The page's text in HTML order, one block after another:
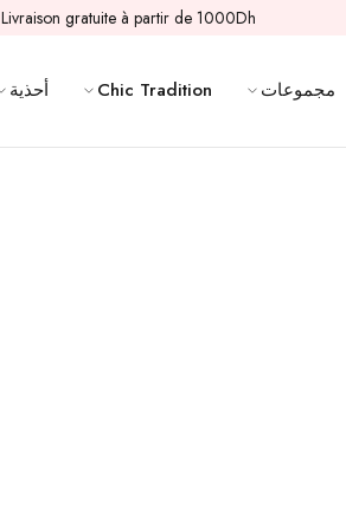
Livraison gratuite à partir de 1000Dh
مجموعات Chic Tradition أحذية